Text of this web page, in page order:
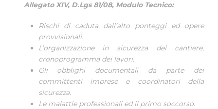
Allegato XIV, D.Lgs 81/08, Modulo Tecnico:
Rischi di caduta dall’alto ponteggi ed opere
provvisionali.
L’organizzazione in sicurezza del cantiere,
cronoprogramma dei lavori.
Gli obblighi documentali da parte dei
committenti imprese e coordinatori della
sicurezza.
Le malattie professionali ed il primo soccorso.